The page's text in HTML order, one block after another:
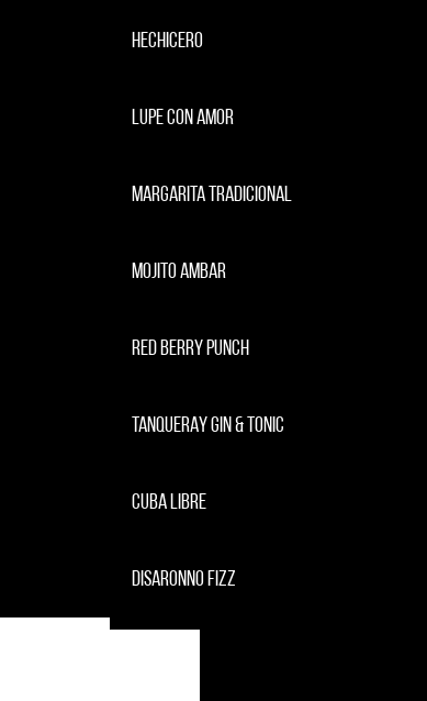
HECHICERO
LUPE CON AMOR
MARGARITA TRADICIONAL
MOJITO AMBAR
RED BERRY PUNCH
TANQUERAY GIN & TONIC
CUBA LIBRE
DISARONNO FIZZ